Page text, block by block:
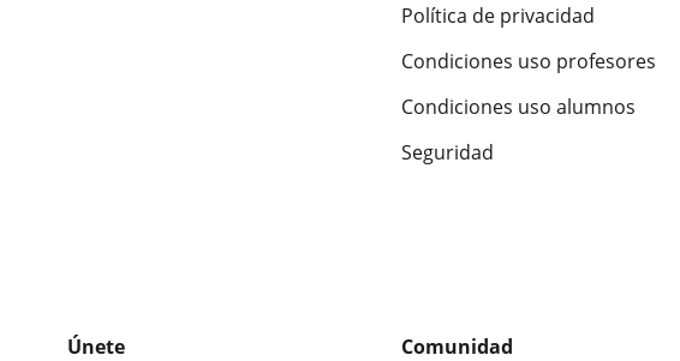
Política de privacidad
Condiciones uso profesores
Condiciones uso alumnos
Seguridad
Únete
Comunidad